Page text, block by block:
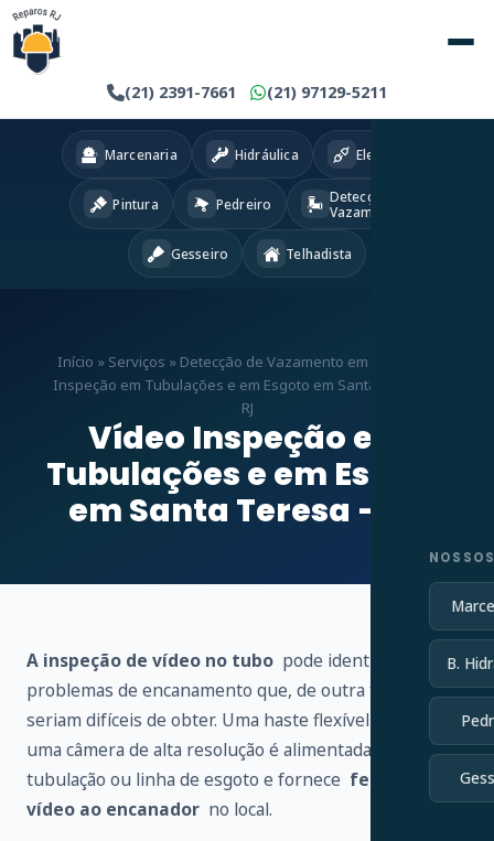
(21) 2391-7661 (21) 97129-5211
B.
Marcenaria Hidráulica Eletricista
Pintura Pedreiro
Detecção
Vazamentos
Gesseiro Telhadista
Início » Serviços » Detecção de Vazamento em RJ
Inspeção em Tubulações e em Esgoto em Santa Teresa –
RJ
Vídeo Inspeção em
Tubulações e em Esgoto
em Santa Teresa – RJ
A inspeção de vídeo no tubo pode identificar vários
problemas de encanamento que, de outra forma,
seriam difíceis de obter. Uma haste flexível conectada a
uma câmera de alta resolução é alimentada através de
tubulação ou linha de esgoto e fornece feedback de
vídeo ao encanador no local.